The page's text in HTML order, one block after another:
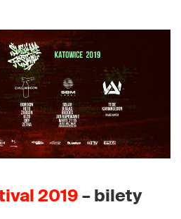
2019– bilety